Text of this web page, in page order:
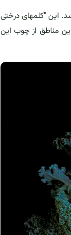
زیادی ندارند و سرمازدگی حداقل است ارتفاع این گیاه می تواند به 3 متر برسد. این "کلمهای درختی
مناطق از چوب این